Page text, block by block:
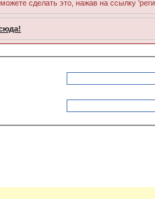
сделать это, нажав на ссылку